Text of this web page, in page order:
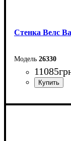
Стенка Велс
26330
11085
Ширина: 251 см